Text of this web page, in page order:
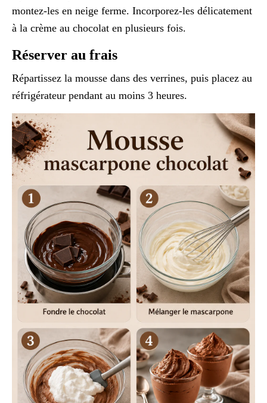
montez-les en neige ferme. Incorporez-les délicatement
à la crème au chocolat en plusieurs fois.
Réserver au frais
Répartissez la mousse dans des verrines, puis placez au
réfrigérateur pendant au moins 3 heures.